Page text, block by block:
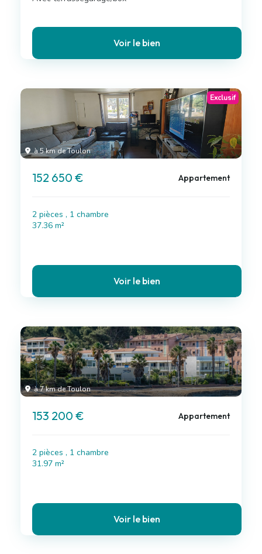
Voir le bien
à 5 km de Toulon
Exclusif
152 650 € Appartement
2 pièces , 1 chambre
37.36 m²
Voir le bien
à 7 km de Toulon
153 200 € Appartement
2 pièces , 1 chambre
31.97 m²
Voir le bien